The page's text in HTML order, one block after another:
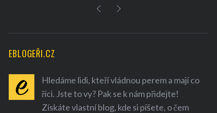
EBLOGEŘI.CZ
Hledáme lidi, kteří vládnou perem a mají co
říci. Jste to vy? Pak se k nám přidejte!
Získáte vlastní blog, kde si píšete, o čem